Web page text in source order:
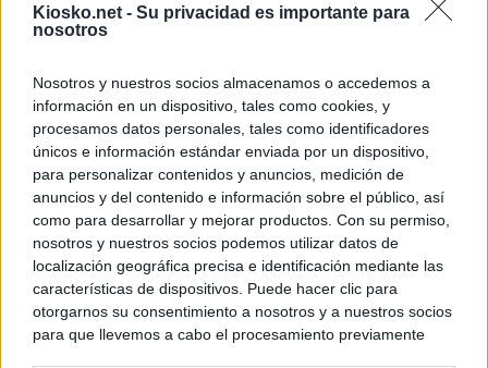
Kiosko.net - Su privacidad es importante para
nosotros
Nosotros y nuestros socios almacenamos o accedemos a
información en un dispositivo, tales como cookies, y
procesamos datos personales, tales como identificadores
únicos e información estándar enviada por un dispositivo,
para personalizar contenidos y anuncios, medición de
anuncios y del contenido e información sobre el público, así
como para desarrollar y mejorar productos. Con su permiso,
nosotros y nuestros socios podemos utilizar datos de
localización geográfica precisa e identificación mediante las
características de dispositivos. Puede hacer clic para
otorgarnos su consentimiento a nosotros y a nuestros socios
para que llevemos a cabo el procesamiento previamente